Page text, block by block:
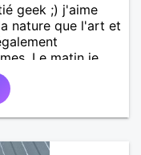
geek ;) j'aime
nature que l'art et
Le matin je
midi je suis
de reconversion!).